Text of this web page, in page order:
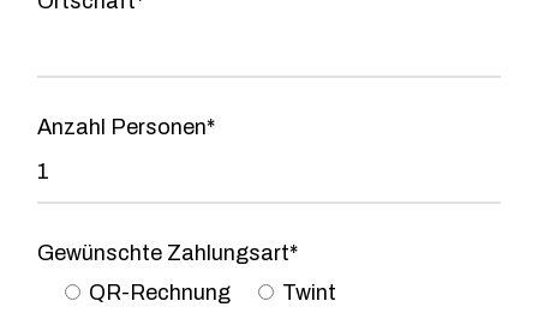
Anzahl Personen*
Gewünschte Zahlungsart*
QR-Rechnung
Twint